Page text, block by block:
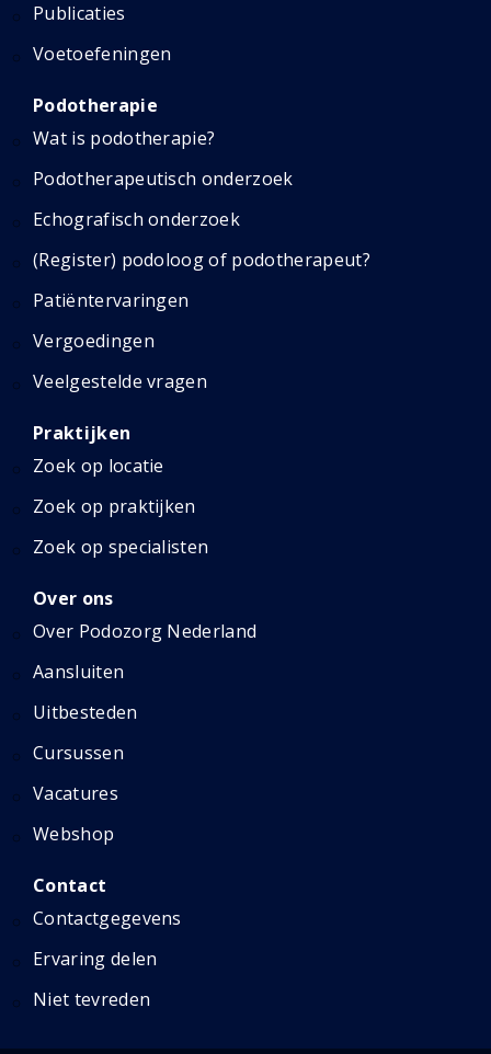
Publicaties
Voetoefeningen
Podotherapie
Wat is podotherapie?
Podotherapeutisch onderzoek
Echografisch onderzoek
(Register) podoloog of podotherapeut?
Patiëntervaringen
Vergoedingen
Veelgestelde vragen
Praktijken
Zoek op locatie
Zoek op praktijken
Zoek op specialisten
Over ons
Over Podozorg Nederland
Aansluiten
Uitbesteden
Cursussen
Vacatures
Webshop
Contact
Contactgegevens
Ervaring delen
Niet tevreden